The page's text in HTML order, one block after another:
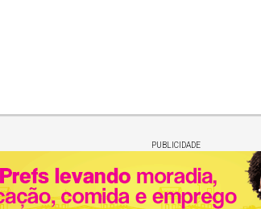
PUBLICIDADE